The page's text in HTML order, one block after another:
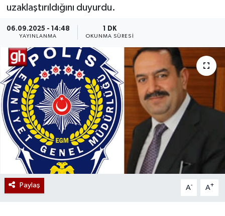
uzaklaştırıldığını duyurdu.
06.09.2025 - 14:48
YAYINLANMA
1 DK
OKUNMA SÜRESI
Paylaş A- A+